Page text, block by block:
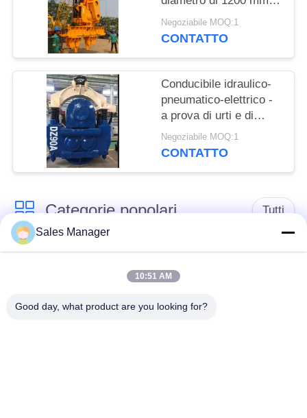
vibrazione efficiente di
1050 giri al minuto
Negoziabile MOQ:1
CONTATTO
Conducibile idraulico-
pneumatico-elettrico -
a prova di urti e di
diametro massimo di
2000 mm
Negoziabile MOQ:1
CONTATTO
Categorie popolari Tutti
escavatore montato
battipalo
Martello elettrico
Piledriver laterale
Sales Manager
10:51 AM
Good day, what product are you looking for?